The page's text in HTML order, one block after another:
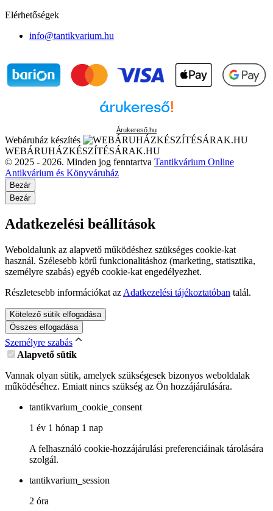
Elérhetőségek
info@tantikvarium.hu
Árukereső.hu
Webáruház készítés
WEBÁRUHÁZKÉSZÍTÉSÁRAK.HU
© 2025 - 2026. Minden jog fenntartva Tantikvárium Online
Antikvárium és Könyváruház
Bezár
Bezár
Adatkezelési beállítások
Weboldalunk az alapvető működéshez szükséges cookie-kat
használ. Szélesebb körű funkcionalitáshoz (marketing, statisztika,
személyre szabás) egyéb cookie-kat engedélyezhet.
Részletesebb információkat az Adatkezelési tájékoztatóban talál.
Kötelező sütik elfogadása
Összes elfogadása
Személyre szabás
Alapvető sütik
Vannak olyan sütik, amelyek szükségesek bizonyos weboldalak
működéséhez. Emiatt nincs szükség az Ön hozzájárulására.
tantikvarium_cookie_consent
1 év 1 hónap 1 nap
A felhasználó cookie-hozzájárulási preferenciáinak tárolására
szolgál.
tantikvarium_session
2 óra